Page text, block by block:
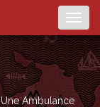
Ambulance